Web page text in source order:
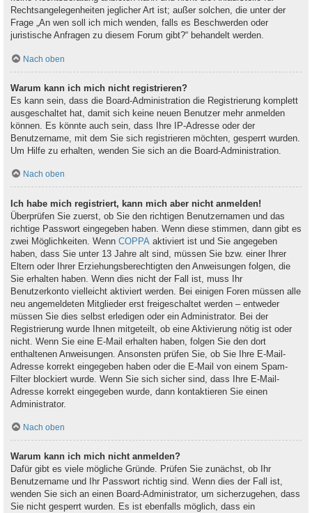
Rechtsangelegenheiten jeglicher Art ist; außer solchen, die unter der
Frage „An wen soll ich mich wenden, falls es Beschwerden oder
juristische Anfragen zu diesem Forum gibt?“ behandelt werden.
Nach oben
Warum kann ich mich nicht registrieren?
Es kann sein, dass die Board-Administration die Registrierung komplett
ausgeschaltet hat, damit sich keine neuen Benutzer mehr anmelden
können. Es könnte auch sein, dass Ihre IP-Adresse oder der
Benutzername, mit dem Sie sich registrieren möchten, gesperrt wurden.
Um Hilfe zu erhalten, wenden Sie sich an die Board-Administration.
Nach oben
Ich habe mich registriert, kann mich aber nicht anmelden!
Überprüfen Sie zuerst, ob Sie den richtigen Benutzernamen und das
richtige Passwort eingegeben haben. Wenn diese stimmen, dann gibt es
zwei Möglichkeiten. Wenn COPPA aktiviert ist und Sie angegeben
haben, dass Sie unter 13 Jahre alt sind, müssen Sie bzw. einer Ihrer
Eltern oder Ihrer Erziehungsberechtigten den Anweisungen folgen, die
Sie erhalten haben. Wenn dies nicht der Fall ist, muss Ihr
Benutzerkonto vielleicht aktiviert werden. Bei einigen Foren müssen alle
neu angemeldeten Mitglieder erst freigeschaltet werden – entweder
müssen Sie dies selbst erledigen oder ein Administrator. Bei der
Registrierung wurde Ihnen mitgeteilt, ob eine Aktivierung nötig ist oder
nicht. Wenn Sie eine E-Mail erhalten haben, folgen Sie den dort
enthaltenen Anweisungen. Ansonsten prüfen Sie, ob Sie Ihre E-Mail-
Adresse korrekt eingegeben haben oder die E-Mail von einem Spam-
Filter blockiert wurde. Wenn Sie sich sicher sind, dass Ihre E-Mail-
Adresse korrekt eingegeben wurde, dann kontaktieren Sie einen
Administrator.
Nach oben
Warum kann ich mich nicht anmelden?
Dafür gibt es viele mögliche Gründe. Prüfen Sie zunächst, ob Ihr
Benutzername und Ihr Passwort richtig sind. Wenn dies der Fall ist,
wenden Sie sich an einen Board-Administrator, um sicherzugehen, dass
Sie nicht gesperrt wurden. Es ist ebenfalls möglich, dass ein